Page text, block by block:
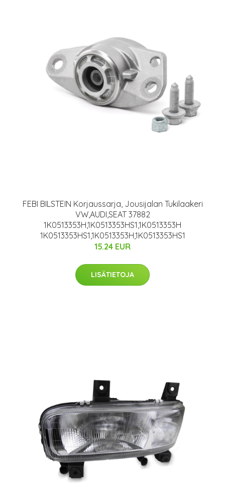
FEBI BILSTEIN Korjaussarja, Jousijalan Tukilaakeri
VW,AUDI,SEAT 37882
1K0513353H,1K0513353HS1,1K0513353H
1K0513353HS1,1K0513353H,1K0513353HS1
15.24 EUR
LISÄTIETOJA